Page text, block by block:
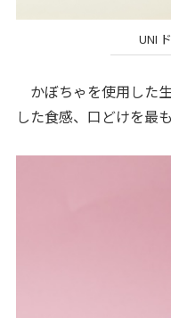
UNI
かぼちゃを使用した
した食感、口どけを最